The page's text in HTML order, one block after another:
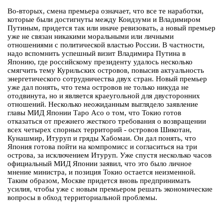
Во-вторых, смена премьера означает, что все те наработки,
которые были достигнуты между Коидзуми и Владимиром
Путиным, придется так или иначе ревизовать, а новый премьер
уже не связан никакими моральными или личными
отношениями с политической властью России. В частности,
надо вспомнить успешный визит Владимира Путина в
Японию, где российскому президенту удалось несколько
смягчить тему Курильских островов, повысив актуальность
энергетического сотрудничества двух стран. Новый премьер
уже дал понять, что тема островов не только никуда не
отодвинута, но и является краеугольной для двусторонних
отношений. Несколько неожиданным выглядело заявление
главы МИД Японии Таро Асо о том, что Токио готов
отказаться от прежнего жесткого требования о возвращении
всех четырех спорных территорий - островов Шикотан,
Кунашмир, Итуруп и гряды Хабомаи. Он дал понять, что
Япония готова пойти на компромисс и согласиться на три
острова, за исключением Итуруп. Уже спустя несколько часов
официальный МИД Японии заявил, что это было личное
мнение министра, и позиция Токио остается неизменной.
Таким образом, Москве придется вновь предпринимать
усилия, чтобы уже с новым премьером решать экономические
вопросы в обход территориальной проблемы.